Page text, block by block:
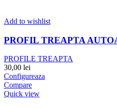
Add to wishlist
PROFIL TREAPTA
PROFILE TREAPTA
30,00 lei
Configureaza
Compare
Quick view